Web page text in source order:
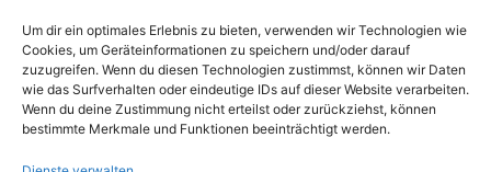
Um dir ein optimales Erlebnis zu bieten, verwenden wir Technologien wie
Cookies, um Geräteinformationen zu speichern und/oder darauf
zuzugreifen. Wenn du diesen Technologien zustimmst, können wir Daten
wie das Surfverhalten oder eindeutige IDs auf dieser Website verarbeiten.
Wenn du deine Zustimmung nicht erteilst oder zurückziehst, können
bestimmte Merkmale und Funktionen beeinträchtigt werden.
Datenschutzerklärung
Cookie-Richtlinie (EU)